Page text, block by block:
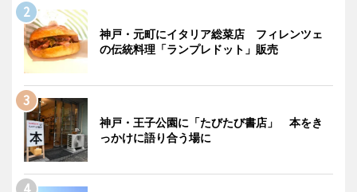
神戸・元町にイタリア総菜店 フィレンツェ
の伝統料理「ランプレドット」販売
神戸・王子公園に「たびたび書店」 本をき
っかけに語り合う場に